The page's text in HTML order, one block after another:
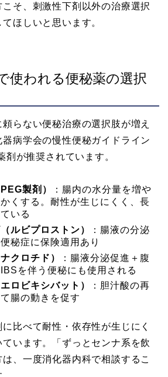
こそ、刺激性下剤以外の治療選択
ほしいと思います。
使われる便秘薬の選択
らない便秘治療の選択肢が増え
病学会の慢性便秘ガイドライン
剤が推奨されています。
製剤）
：腸内の水分量を増や
くする。耐性が生じにくく、長
いる
ルビプロストン）
：腸液の分泌
秘症に保険適用あり
クロチド）
：腸液分泌促進＋腹
を伴う便秘にも使用される
ロビキシバット）
：胆汁酸の再
腸の動きを促す
比べて耐性・依存性が生じにく
ています。「ずっとセンナ系を飲
、一度消化器内科で相談するこ